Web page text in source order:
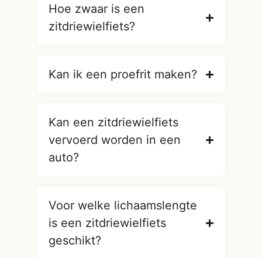
Hoe zwaar is een
zitdriewielfiets?
Kan ik een proefrit maken?
Kan een zitdriewielfiets
vervoerd worden in een
auto?
Voor welke lichaamslengte
is een zitdriewielfiets
geschikt?